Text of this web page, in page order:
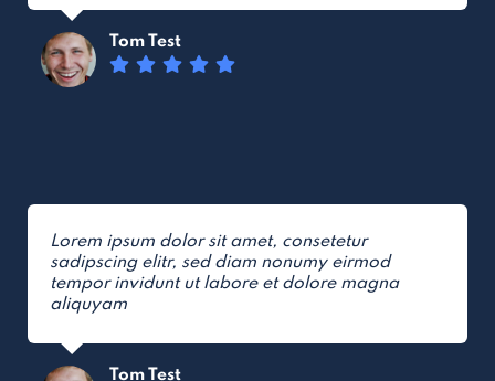
Tom Test
Lorem ipsum dolor sit amet, consetetur
sadipscing elitr, sed diam nonumy eirmod
tempor invidunt ut labore et dolore magna
aliquyam
Tom Test